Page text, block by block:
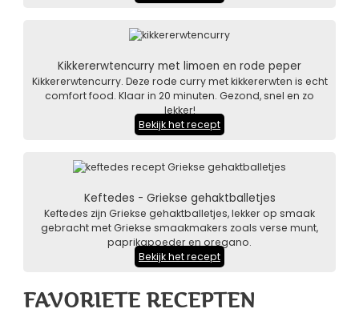
Kikkererwtencurry met limoen en rode peper
Kikkererwtencurry. Deze rode curry met kikkererwten is echt
comfort food. Klaar in 20 minuten. Gezond, snel en zo
lekker!
Bekijk het recept
Keftedes - Griekse gehaktballetjes
Keftedes zijn Griekse gehaktballetjes, lekker op smaak
gebracht met Griekse smaakmakers zoals verse munt,
paprikapoeder en oregano.
Bekijk het recept
FAVORIETE RECEPTEN